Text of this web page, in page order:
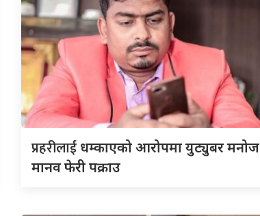
प्रहरीलाई धम्काएको आरोपमा युट्युबर मनोज
मानव फेरी पक्राउ